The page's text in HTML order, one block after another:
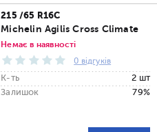
215 /65 R16C
Michelin Agilis Cross Climate
Немає в наявності
0 відгуків
К-ть
2 шт
Залишок
79%